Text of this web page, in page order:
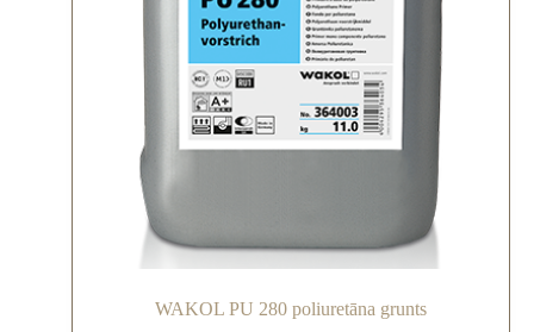
WAKOL PU 280 poliuretāna grunts